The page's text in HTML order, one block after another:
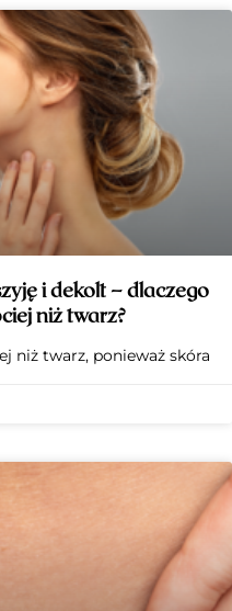
i dekolt – dlaczego
niż twarz?
niż twarz, ponieważ skóra